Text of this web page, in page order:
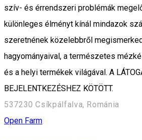
szív- és érrendszeri problémák
különleges élményt kínál mindazok
szeretnének közelebbről
hagyományaival, a természetes
és a helyi termékek világával. A
BEJELENTKEZÉSHEZ KÖTÖTT.
537230 Csíkpálfalva, Románia
Open Farm